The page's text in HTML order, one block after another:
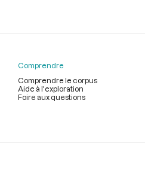
page
Comprendre
Comprendre le corpus
Aide à l'exploration
Foire aux questions